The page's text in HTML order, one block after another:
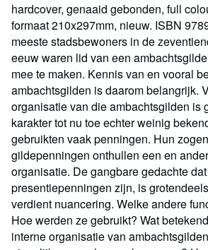
hardcover, genaaid gebonden, full
formaat 210x297mm, nieuw. ISBN
meeste stadsbewoners in de
eeuw waren lid van een
mee te maken. Kennis van en vooral
ambachtsgilden is daarom belangrijk.
organisatie van die ambachtsgilden is
karakter tot nu toe echter weinig
gebruikten vaak penningen. Hun
gildepenningen onthullen een en
organisatie. De gangbare gedachte
presentiepenningen zijn, is
verdient nuancering. Welke andere
Hoe werden ze gebruikt? Wat
interne organisatie van